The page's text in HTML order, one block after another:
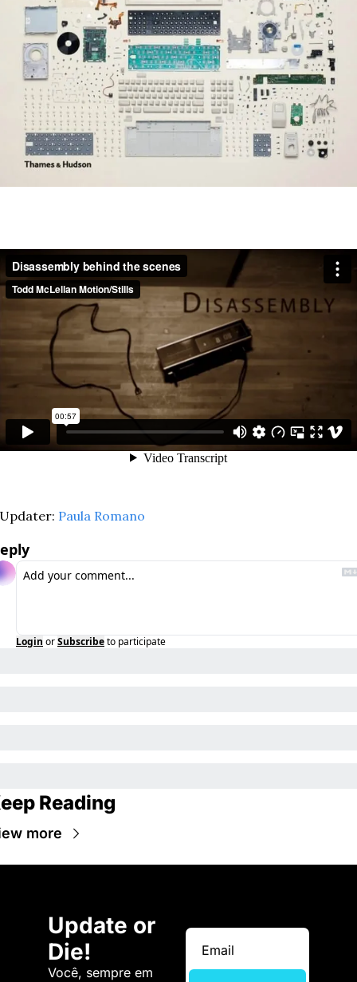
Updater: Paula Romano
Login orSubscribeto participate
Reading
more
Update or
Die!
Você, sempre em